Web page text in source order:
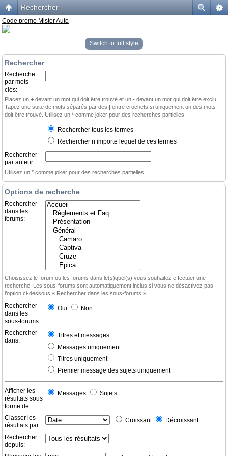
Rechercher
Code promo Mister Auto
Switch to full style
Rechercher
Recherche
par mots-
clés:
Placez un + devant un mot qui doit être trouvé et un - devant un mot qui doit être exclu.
Tapez une suite de mots séparés par des | entre crochets si uniquement un des mots
doit être trouvé. Utilisez un * comme joker pour des recherches partielles.
Rechercher tous les termes
Rechercher n’importe lequel de ces termes
Rechercher
par auteur:
Utilisez un * comme joker pour des recherches partielles.
Options de recherche
Rechercher
dans les
forums:
Choisissez le forum ou les forums dans le(s)quel(s) vous souhaitez effectuer une
recherche. Les sous-forums sont automatiquement inclus si vous ne désactivez pas
l’option ci-dessous « Rechercher dans les sous-forums ».
Rechercher
dans les
sous-forums:
Oui Non
Rechercher
dans:
Titres et messages
Messages uniquement
Titres uniquement
Premier message des sujets uniquement
Afficher les
résultats sous
forme de:
Messages Sujets
Classer les
résultats par:
Croissant Décroissant
Rechercher
depuis: